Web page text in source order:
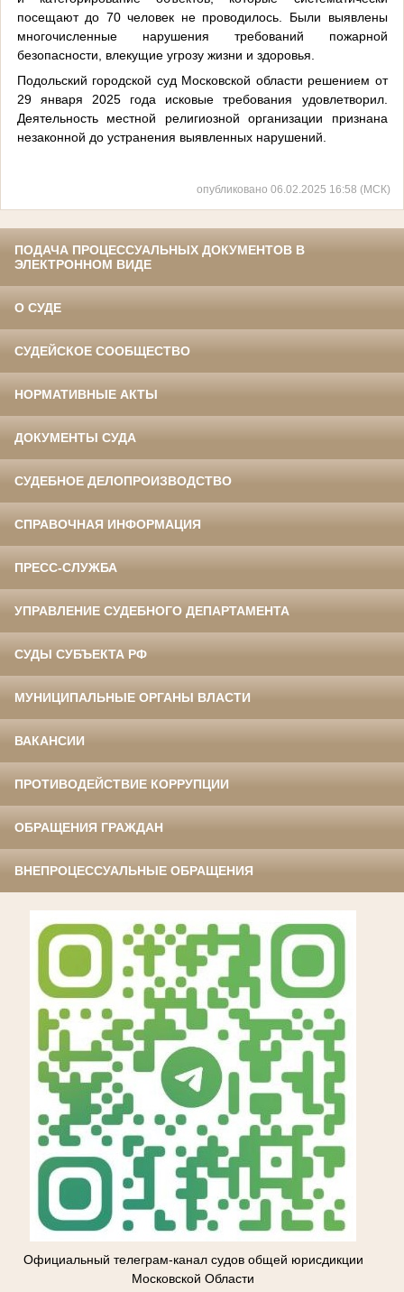
посещают до 70 человек не проводилось. Были выявлены
многочисленные нарушения требований пожарной
безопасности, влекущие угрозу жизни и здоровья.
Подольский городской суд Московской области решением от
29 января 2025 года исковые требования удовлетворил.
Деятельность местной религиозной организации признана
незаконной до устранения выявленных нарушений.
опубликовано 06.02.2025 16:58 (МСК)
ПОДАЧА ПРОЦЕССУАЛЬНЫХ ДОКУМЕНТОВ В
ЭЛЕКТРОННОМ ВИДЕ
О СУДЕ
СУДЕЙСКОЕ СООБЩЕСТВО
НОРМАТИВНЫЕ АКТЫ
ДОКУМЕНТЫ СУДА
СУДЕБНОЕ ДЕЛОПРОИЗВОДСТВО
СПРАВОЧНАЯ ИНФОРМАЦИЯ
ПРЕСС-СЛУЖБА
УПРАВЛЕНИЕ СУДЕБНОГО ДЕПАРТАМЕНТА
СУДЫ СУБЪЕКТА РФ
МУНИЦИПАЛЬНЫЕ ОРГАНЫ ВЛАСТИ
ВАКАНСИИ
ПРОТИВОДЕЙСТВИЕ КОРРУПЦИИ
ОБРАЩЕНИЯ ГРАЖДАН
ВНЕПРОЦЕССУАЛЬНЫЕ ОБРАЩЕНИЯ
Официальный телеграм-канал судов общей юрисдикции
Московской Области